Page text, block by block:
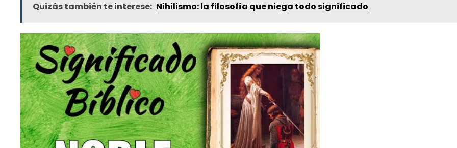
Quizás también te interese: Nihilismo: la filosofía que niega todo significado